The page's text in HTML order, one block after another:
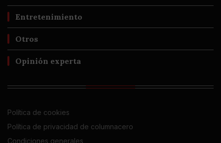
Entretenimiento
Otros
Opinión experta
Política de cookies
Política de privacidad de columnacero
Condiciones generales